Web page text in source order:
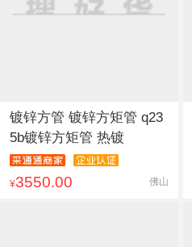
镀锌方管 镀锌方矩管 q23
5b镀锌方矩管 热镀
¥3550.00 佛山